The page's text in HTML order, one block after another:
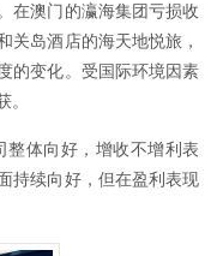
在澳门的瀛海集团亏损收
关岛酒店的海天地悦旅，
的变化。受国际环境因素
整体向好，增收不增利表
持续向好，但在盈利表现